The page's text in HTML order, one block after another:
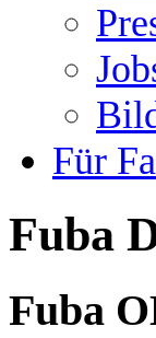
Für
Fuba
Fuba